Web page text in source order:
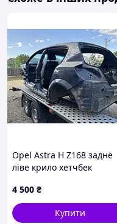
Opel Astra H Z168 задне
ліве крило хетчбек
4 500 ₴
Купити